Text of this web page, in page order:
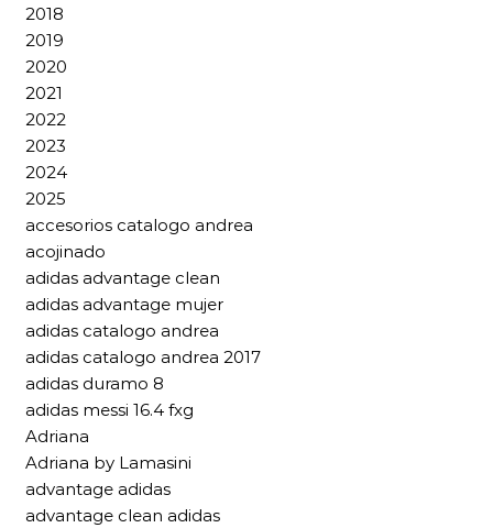
2018
2019
2020
2021
2022
2023
2024
2025
accesorios catalogo andrea
acojinado
adidas advantage clean
adidas advantage mujer
adidas catalogo andrea
adidas catalogo andrea 2017
adidas duramo 8
adidas messi 16.4 fxg
Adriana
Adriana by Lamasini
advantage adidas
advantage clean adidas